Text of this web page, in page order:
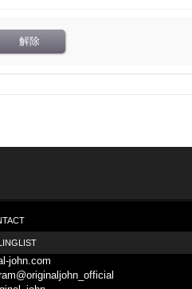
john.com